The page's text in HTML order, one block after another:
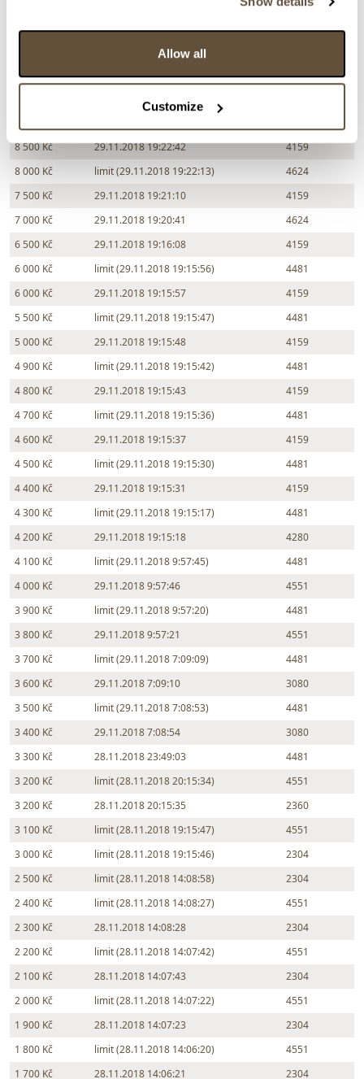
Allow all
Customize
29.11.2018 19:24:16
10 000 Kč
limit (29.11.2018 19:24:15)
4159
8 500 Kč
29.11.2018 19:22:42
4159
8 000 Kč
limit (29.11.2018 19:22:13)
4624
7 500 Kč
29.11.2018 19:21:10
4159
7 000 Kč
29.11.2018 19:20:41
4624
6 500 Kč
29.11.2018 19:16:08
4159
6 000 Kč
limit (29.11.2018 19:15:56)
4481
6 000 Kč
29.11.2018 19:15:57
4159
5 500 Kč
limit (29.11.2018 19:15:47)
4481
5 000 Kč
29.11.2018 19:15:48
4159
4 900 Kč
limit (29.11.2018 19:15:42)
4481
4 800 Kč
29.11.2018 19:15:43
4159
4 700 Kč
limit (29.11.2018 19:15:36)
4481
4 600 Kč
29.11.2018 19:15:37
4159
4 500 Kč
limit (29.11.2018 19:15:30)
4481
4 400 Kč
29.11.2018 19:15:31
4159
4 300 Kč
limit (29.11.2018 19:15:17)
4481
4 200 Kč
29.11.2018 19:15:18
4280
4 100 Kč
limit (29.11.2018 9:57:45)
4481
4 000 Kč
29.11.2018 9:57:46
4551
3 900 Kč
limit (29.11.2018 9:57:20)
4481
3 800 Kč
29.11.2018 9:57:21
4551
3 700 Kč
limit (29.11.2018 7:09:09)
4481
3 600 Kč
29.11.2018 7:09:10
3080
3 500 Kč
limit (29.11.2018 7:08:53)
4481
3 400 Kč
29.11.2018 7:08:54
3080
3 300 Kč
28.11.2018 23:49:03
4481
3 200 Kč
limit (28.11.2018 20:15:34)
4551
3 200 Kč
28.11.2018 20:15:35
2360
3 100 Kč
limit (28.11.2018 19:15:47)
4551
3 000 Kč
limit (28.11.2018 19:15:46)
2304
2 500 Kč
limit (28.11.2018 14:08:58)
2304
2 400 Kč
limit (28.11.2018 14:08:27)
4551
2 300 Kč
28.11.2018 14:08:28
2304
2 200 Kč
limit (28.11.2018 14:07:42)
4551
2 100 Kč
28.11.2018 14:07:43
2304
2 000 Kč
limit (28.11.2018 14:07:22)
4551
1 900 Kč
28.11.2018 14:07:23
2304
1 800 Kč
limit (28.11.2018 14:06:20)
4551
1 700 Kč
28.11.2018 14:06:21 2304